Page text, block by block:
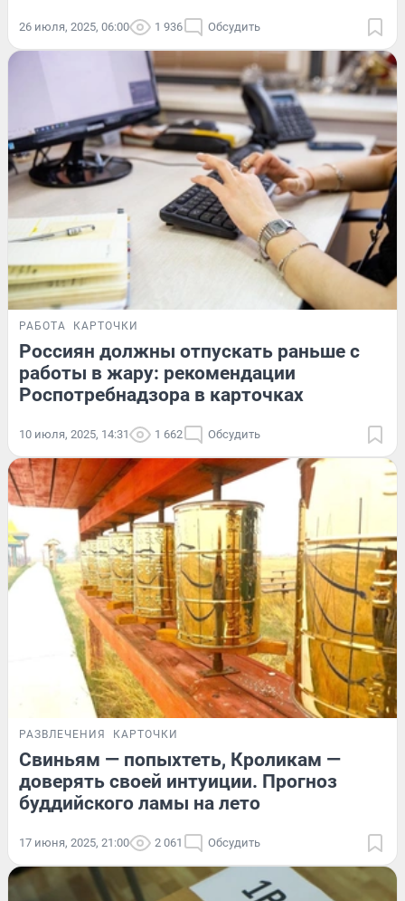
26 июля, 2025, 06:00 1 936 Обсудить
РАБОТА КАРТОЧКИ
Россиян должны отпускать раньше с
работы в жару: рекомендации
Роспотребнадзора в карточках
10 июля, 2025, 14:31 1 662 Обсудить
РАЗВЛЕЧЕНИЯ КАРТОЧКИ
Свиньям — попыхтеть, Кроликам —
доверять своей интуиции. Прогноз
буддийского ламы на лето
17 июня, 2025, 21:00 2 061 Обсудить